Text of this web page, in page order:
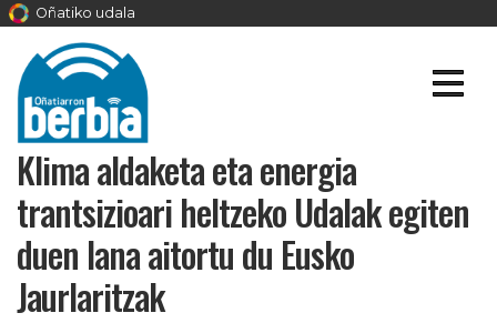
Oñatiko udala
Klima aldaketa eta energia
trantsizioari heltzeko Udalak egiten
duen lana aitortu du Eusko
Jaurlaritzak